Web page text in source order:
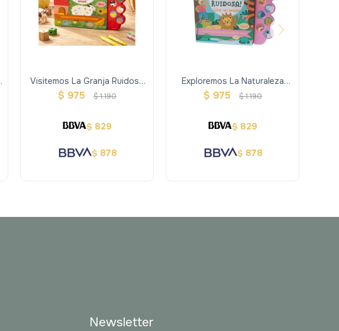
Visitemos La Granja Ruidosa
10 Sonidos
$ 975 $1.190
$ 829
$ 878
Exploremos La Naturaleza
Ruidosa 10 Sonidos
$ 975 $1.190
$ 829
$ 878
Newsletter